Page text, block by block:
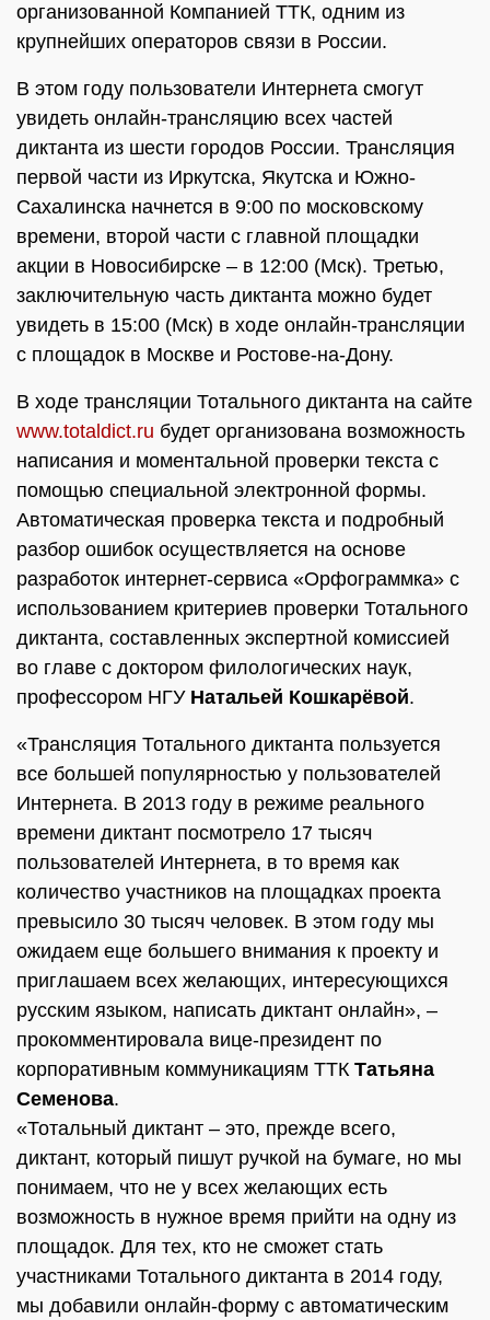
организованной Компанией ТТК, одним из
крупнейших операторов связи в России.
В этом году пользователи Интернета смогут
увидеть онлайн-трансляцию всех частей
диктанта из шести городов России. Трансляция
первой части из Иркутска, Якутска и Южно-
Сахалинска начнется в 9:00 по московскому
времени, второй части с главной площадки
акции в Новосибирске – в 12:00 (Мск). Третью,
заключительную часть диктанта можно будет
увидеть в 15:00 (Мск) в ходе онлайн-трансляции
с площадок в Москве и Ростове-на-Дону.
В ходе трансляции Тотального диктанта на сайте
www.totaldict.ru будет организована возможность
написания и моментальной проверки текста с
помощью специальной электронной формы.
Автоматическая проверка текста и подробный
разбор ошибок осуществляется на основе
разработок интернет-сервиса «Орфограммка» с
использованием критериев проверки Тотального
диктанта, составленных экспертной комиссией
во главе с доктором филологических наук,
профессором НГУ Натальей Кошкарёвой.
«Трансляция Тотального диктанта пользуется
все большей популярностью у пользователей
Интернета. В 2013 году в режиме реального
времени диктант посмотрело 17 тысяч
пользователей Интернета, в то время как
количество участников на площадках проекта
превысило 30 тысяч человек. В этом году мы
ожидаем еще большего внимания к проекту и
приглашаем всех желающих, интересующихся
русским языком, написать диктант онлайн», –
прокомментировала вице-президент по
корпоративным коммуникациям ТТК Татьяна
Семенова.
«Тотальный диктант – это, прежде всего,
диктант, который пишут ручкой на бумаге, но мы
понимаем, что не у всех желающих есть
возможность в нужное время прийти на одну из
площадок. Для тех, кто не сможет стать
участниками Тотального диктанта в 2014 году,
мы добавили онлайн-форму с автоматическим